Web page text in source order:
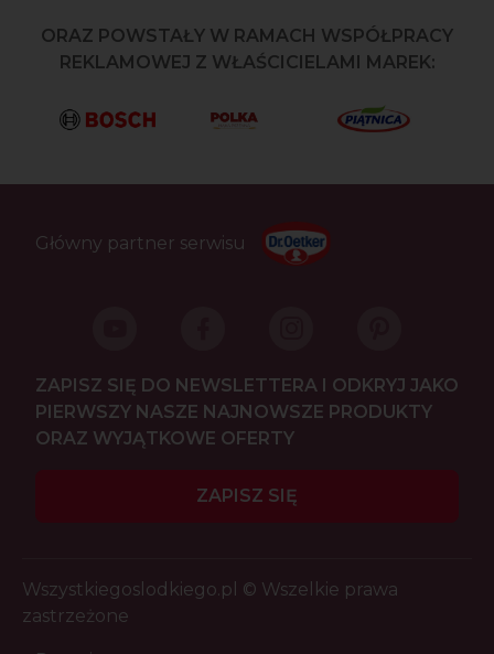
ORAZ POWSTAŁY W RAMACH WSPÓŁPRACY
REKLAMOWEJ Z WŁAŚCICIELAMI MAREK:
Główny partner serwisu
ZAPISZ SIĘ DO NEWSLETTERA I ODKRYJ JAKO
PIERWSZY NASZE NAJNOWSZE PRODUKTY
ORAZ WYJĄTKOWE OFERTY
ZAPISZ SIĘ
Wszystkiegoslodkiego.pl © Wszelkie prawa
zastrzeżone